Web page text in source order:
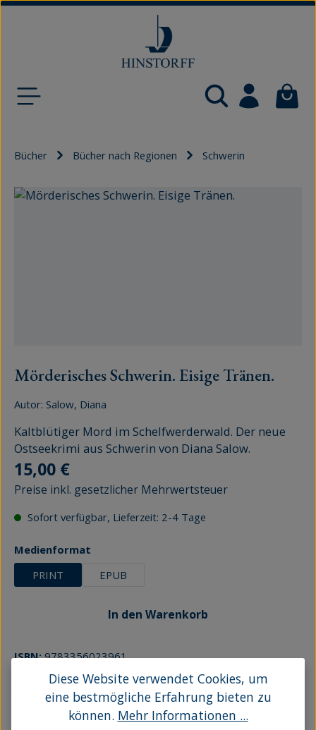
Bücher Bücher nach Regionen Schwerin
Bildergalerie überspringen
Mörderisches Schwerin. Eisige Tränen.
Autor: Salow, Diana
Kaltblütiger Mord im Schelfwerderwald. Der neue
Ostseekrimi aus Schwerin von Diana Salow.
Regulärer Preis:
15,00 €
Preise inkl. gesetzlicher Mehrwertsteuer
Sofort verfügbar, Lieferzeit: 2-4 Tage
Medienformat
PRINT
EPUB
In den Warenkorb
ISBN: 9783356023961
Seitenanzahl: 336
Einband: Taschenbuch
Maße: 11,5 x 18,0
Deutsch
Diese Website verwendet Cookies, um
eine bestmögliche Erfahrung bieten zu
können. Mehr Informationen ...